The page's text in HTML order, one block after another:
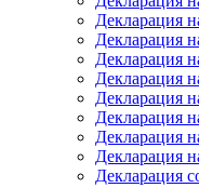
Декларация
Декларация
Декларация
Декларация
Декларация
Декларация
Декларация
Декларация
Декларация